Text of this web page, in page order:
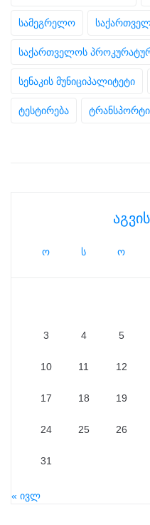
სამეგრელო
საქართველოს
სენაკის მუნიციპალიტეტი
ტესტირება ტრანსპორტი
ო ს ო
3 4 5
10 11 12
17 18 19
24 25 26
31
« ივლ